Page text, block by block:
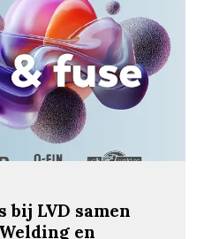
bij LVD samen
en